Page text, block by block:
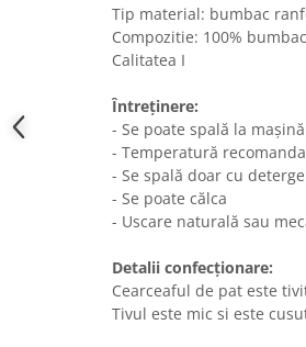
Tip material: bumbac
Compozitie: 100% bumbac
Calitatea I
Întreținere:
- Se poate spală la
- Temperatură
- Se spală doar cu
- Se poate călca
- Uscare naturală sau
Detalii confecționare:
Cearceaful de pat este
Tivul este mic si este